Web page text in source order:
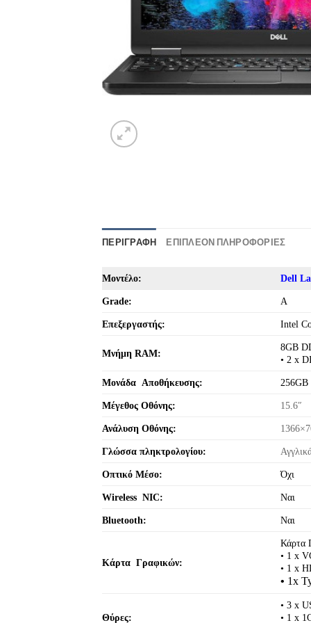
ΠΕΡΙΓΡΑΦΉ ΕΠΙΠΛΈΟΝ ΠΛΗΡΟΦΟΡΊΕΣ
Μοντέλο: Dell
Grade: A
Επεξεργαστής: Intel
Μνήμη RAM:
8GB
• 2 x
Μονάδα Aποθήκευσης:
Μέγεθος Οθόνης: 15.6″
Ανάλυση Οθόνης:
Γλώσσα πληκτρολογίου:
Οπτικό Μέσο: Όχι
Wireless NIC: Ναι
Bluetooth: Ναι
Κάρτα Γραφικών:
Κάρτα
• 1 x
• 1 x
• 1x
Θύρες:
• 3 x
• 1 x